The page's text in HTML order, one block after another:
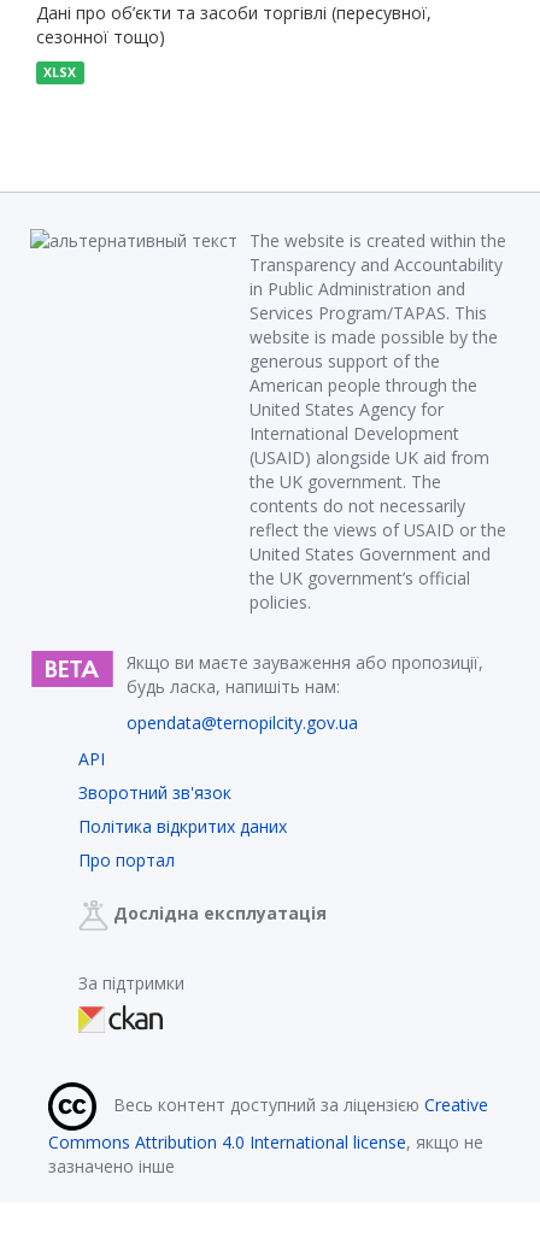
Дані про об’єкти та засоби торгівлі (пересувної,
сезонної тощо)
XLSX
The website is created within the
Transparency and Accountability
in Public Administration and
Services Program/TAPAS. This
website is made possible by the
generous support of the
American people through the
United States Agency for
International Development
(USAID) alongside UK aid from
the UK government. The
contents do not necessarily
reflect the views of USAID or the
United States Government and
the UK government’s official
policies.
Якщо ви маєте зауваження або пропозиції,
будь ласка, напишіть нам:
opendata@ternopilcity.gov.ua
API
Зворотний зв'язок
Політика відкритих даних
Про портал
Дослідна експлуатація
За підтримки
Весь контент доступний за ліцензією Creative
Commons Attribution 4.0 International license, якщо не
зазначено інше